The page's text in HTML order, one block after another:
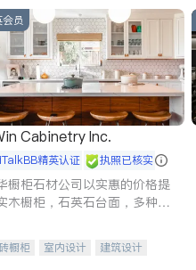
标注册
索赔 律师-其它 保释
员
Cabinetry Inc.
iTalkBB精英认证 执照已核实
橱柜石材公司以实惠的价格提
木橱柜，石英石台面，多种优
品质厨房，家的选择。
橱柜 室内设计
建筑设计